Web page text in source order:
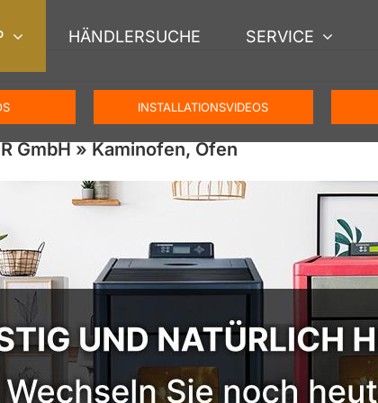
HÄNDLERSUCHE SERVICE
INSTALLATIONSVIDEOS
GmbH » Kaminofen, Ofen